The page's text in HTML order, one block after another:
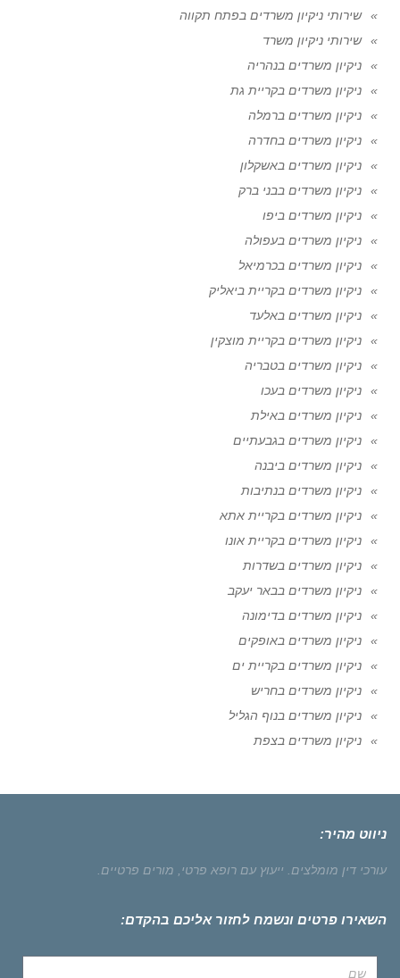
שירותי ניקיון משרדים בפתח תקווה
שירותי ניקיון משרד
ניקיון משרדים בנהריה
ניקיון משרדים בקריית גת
ניקיון משרדים ברמלה
ניקיון משרדים בחדרה
ניקיון משרדים באשקלון
ניקיון משרדים בבני ברק
ניקיון משרדים ביפו
ניקיון משרדים בעפולה
ניקיון משרדים בכרמיאל
ניקיון משרדים בקריית ביאליק
ניקיון משרדים באלעד
ניקיון משרדים בקריית מוצקין
ניקיון משרדים בטבריה
ניקיון משרדים בעכו
ניקיון משרדים באילת
ניקיון משרדים בגבעתיים
ניקיון משרדים ביבנה
ניקיון משרדים בנתיבות
ניקיון משרדים בקריית אתא
ניקיון משרדים בקריית אונו
ניקיון משרדים בשדרות
ניקיון משרדים בבאר יעקב
ניקיון משרדים בדימונה
ניקיון משרדים באופקים
ניקיון משרדים בקריית ים
ניקיון משרדים בחריש
ניקיון משרדים בנוף הגליל
ניקיון משרדים בצפת
ניווט מהיר:
עורכי דין מומלצים. ייעוץ עם רופא פרטי, מורים פרטיים.
השאירו פרטים ונשמח לחזור אליכם בהקדם: